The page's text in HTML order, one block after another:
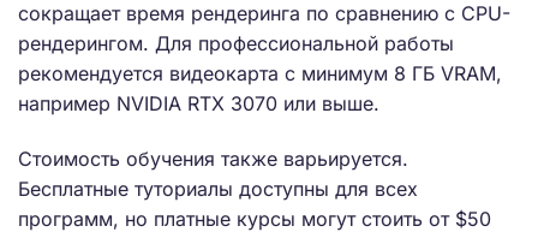
сокращает время рендеринга по сравнению с CPU-
рендерингом. Для профессиональной работы
рекомендуется видеокарта с минимум 8 ГБ VRAM,
например NVIDIA RTX 3070 или выше.
Стоимость обучения также варьируется.
Бесплатные туториалы доступны для всех
программ, но платные курсы могут стоить от $50